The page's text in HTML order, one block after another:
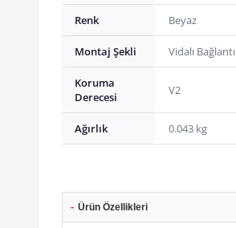
Renk Beyaz
Montaj Şekli Vidalı Bağlantı
Koruma
Derecesi
V2
Ağırlık 0.043 kg
- Ürün Özellikleri